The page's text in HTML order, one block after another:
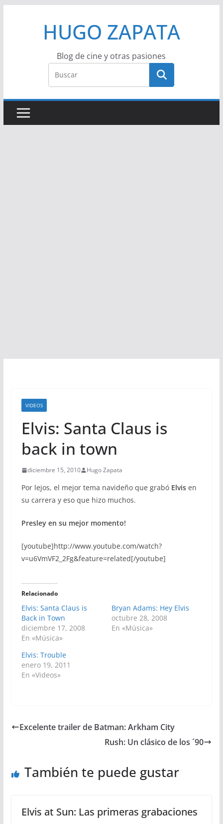
HUGO ZAPATA
Blog de cine y otras pasiones
VIDEOS
Elvis: Santa Claus is
back in town
diciembre 15, 2010 Hugo Zapata
Por lejos, el mejor tema navideño que grabóElvis en
su carrera y eso que hizo muchos.
Presley en su mejor momento!
[youtube]http://www.youtube.com/watch?
v=u6VmVF2_2Fg&feature=related[/youtube]
Relacionado
Elvis: Santa Claus is
Back in Town
diciembre 17, 2008
En «Música»
Bryan Adams: Hey Elvis
octubre 28, 2008
En «Música»
Elvis: Trouble
enero 19, 2011
En «Videos»
Excelente trailer de Batman: Arkham City
Rush: Un clásico de los ´90
También te puede gustar
Elvis at Sun: Las primeras grabaciones